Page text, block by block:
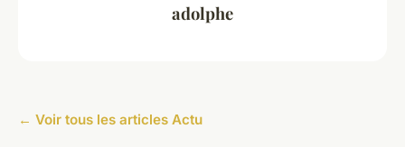
adolphe
← Voir tous les articles Actu